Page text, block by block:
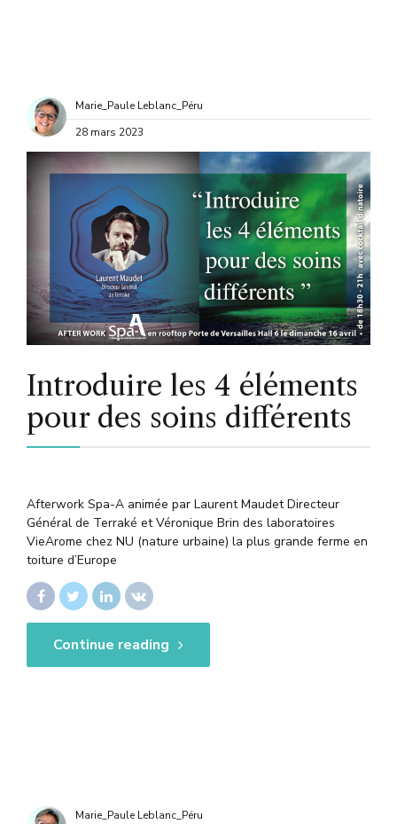
Marie_Paule Leblanc_Péru
28 mars 2023
Introduire les 4 éléments
pour des soins différents
Afterwork Spa-A animée par Laurent Maudet Directeur
Général de Terraké et Véronique Brin des laboratoires
VieArome chez NU (nature urbaine) la plus grande ferme en
toiture d’Europe
Continue reading
Marie_Paule Leblanc_Péru